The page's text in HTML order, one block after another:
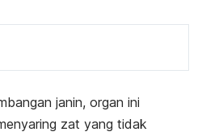
janin, organ ini
zat yang tidak